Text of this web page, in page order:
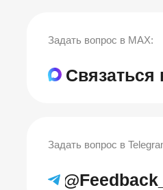
Связаться
Задать вопрос в MAX:
Задать вопрос в